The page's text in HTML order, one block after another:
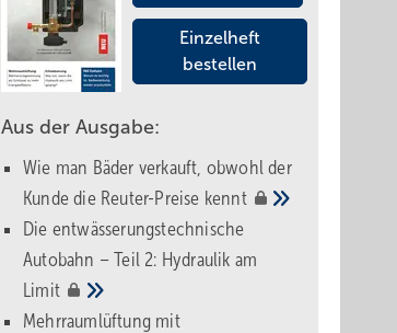
Einzelheft
bestellen
Aus der Ausgabe:
Wie man Bäder verkauft, obwohl der
Kunde die Reuter-Preise kennt
Die entwässerungstechnische
Autobahn – Teil 2: Hydraulik am
Limit
Mehrraumlüftung mit